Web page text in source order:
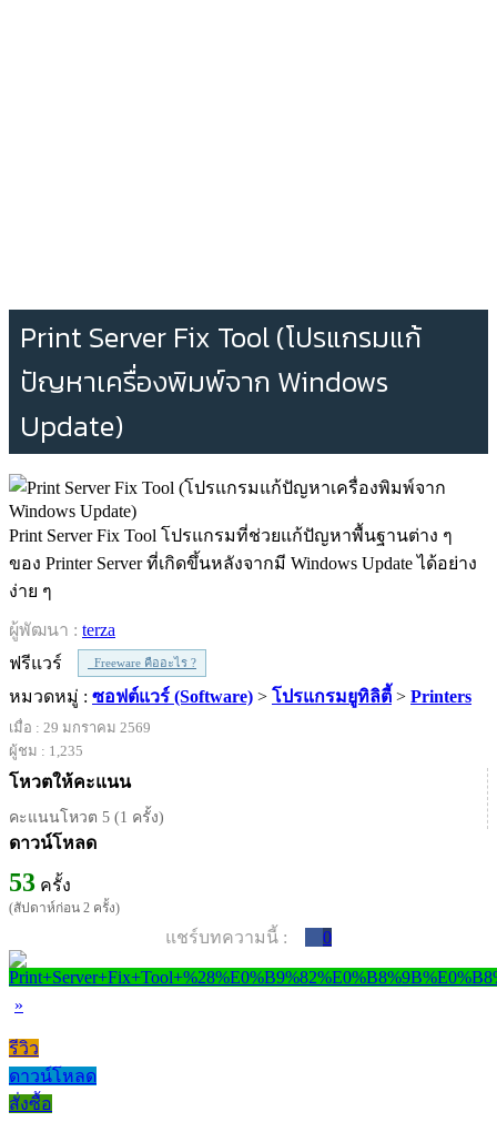
Print Server Fix Tool (โปรแกรมแก้
ปัญหาเครื่องพิมพ์จาก Windows
Update)
Print Server Fix Tool โปรแกรมที่ช่วยแก้ปัญหาพื้นฐานต่าง ๆ
ของ Printer Server ที่เกิดขึ้นหลังจากมี Windows Update ได้อย่าง
ง่าย ๆ
ผู้พัฒนา : terza
ฟรีแวร์
Freeware คืออะไร ?
หมวดหมู่ : ซอฟต์แวร์ (Software) > โปรแกรมยูทิลิตี้ > Printers
เมื่อ : 29 มกราคม 2569
ผู้ชม : 1,235
โหวตให้คะแนน
คะแนนโหวต 5 (1 ครั้ง)
ดาวน์โหลด
53 ครั้ง
(สัปดาห์ก่อน 2 ครั้ง)
แชร์บทความนี้ : 0
»
รีวิว
ดาวน์โหลด
สั่งซื้อ